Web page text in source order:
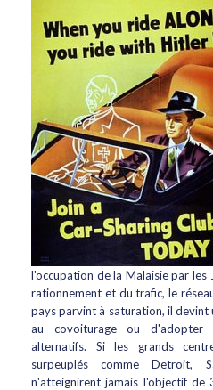
l'occupation de la Malaisie par les
rationnement et du trafic, le
pays parvint à saturation, il
au covoiturage ou
alternatifs. Si les grands
surpeuplés comme Detroit,
n'atteignirent jamais l'objectif de